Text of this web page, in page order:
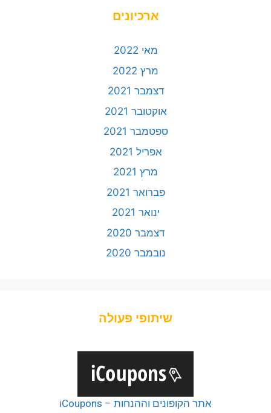
ארכיונים
מאי 2022
מרץ 2022
דצמבר 2021
אוקטובר 2021
ספטמבר 2021
אפריל 2021
מרץ 2021
פברואר 2021
ינואר 2021
דצמבר 2020
נובמבר 2020
שיתופי פעולה
אתר הקופונים וההנחות – iCoupons